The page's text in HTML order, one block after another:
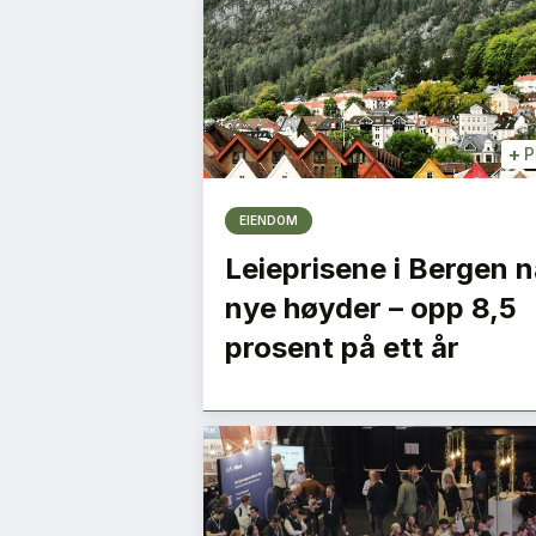
+
EIENDOM
Leieprisene i Bergen
nye høyder – opp 8,5
prosent på ett år
Vi må jobbe